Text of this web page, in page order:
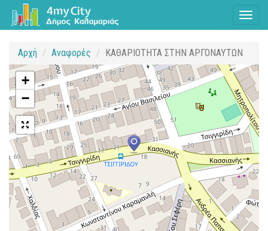
Αρχή Αναφορές ΚΑΘΑΡΙΟΤΗΤΑ ΣΤΗΝ ΑΡΓΟΝΑΥΤΩΝ
+
−